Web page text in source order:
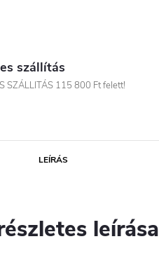
szállítás
SZÁLLITÁS 115 800 Ft felett!
LEÍRÁS
leírása